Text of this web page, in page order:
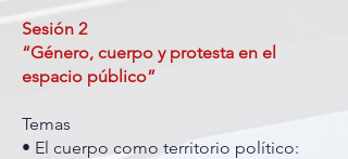
Sesión 2
“Género, cuerpo y protesta en el
espacio público”
Temas
• El cuerpo como territorio político: